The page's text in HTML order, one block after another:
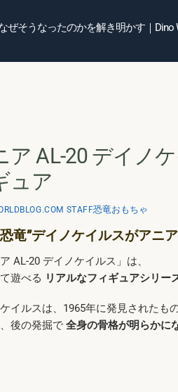
ぜそうなったのかを解き明かす｜Dino
ア AL-20 デイノ
ュア
STAFF恐竜おもちゃ
竜”デイノケイルスがアニ
ア AL-20 デイノケイルス」は、
遊べる リアルなフィギュアシリー
イルスは、1965年に発見されたも
後の発掘で 全身の骨格が明らかに